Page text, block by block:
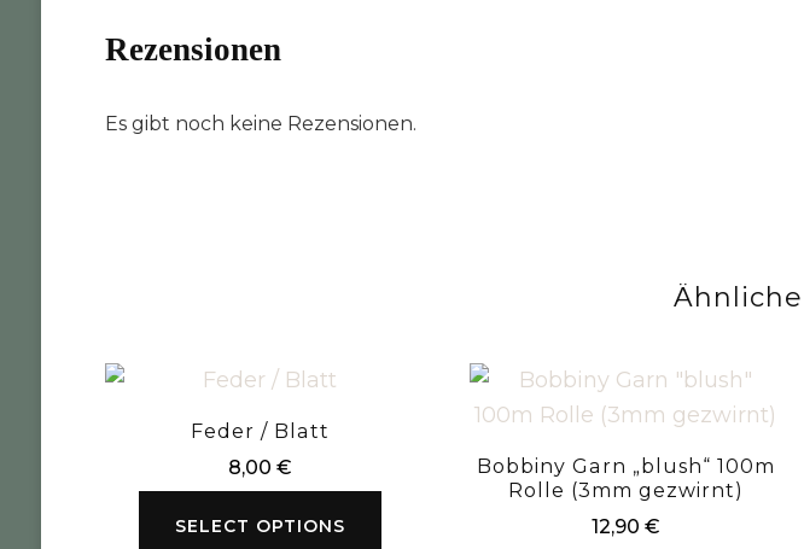
Rezensionen
Es gibt noch keine Rezensionen.
Feder / Blatt
8,00€
SELECT OPTIONS
Bobbiny Garn „blush“ 100m
Rolle (3mm gezwirnt)
12,90 €